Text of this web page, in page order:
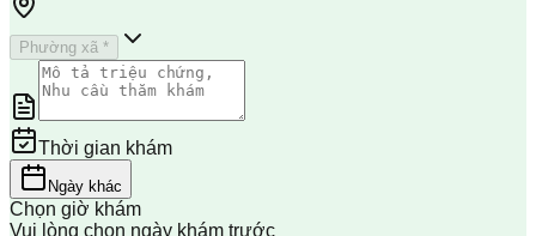
Phường xã *
Thời gian khám
Ngày khác
Chọn giờ khám
Vui lòng chọn ngày khám trước